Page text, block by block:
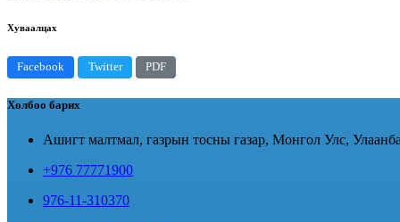
Хуваалцах
Facebook Twitter PDF
Холбоо барих
Ашигт малтмал, газрын тосны газар, Монгол Улс,
+976 77771900
976-11-310370